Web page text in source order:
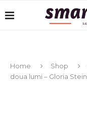
Home Shop
doua lumi – Gloria Stein